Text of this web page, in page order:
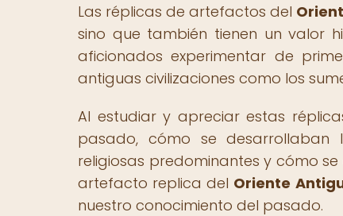
Las réplicas de artefactos del
sino que también tienen un valor
aficionados experimentar de
antiguas civilizaciones como los
Al estudiar y apreciar estas
pasado, cómo se desarrollaban
religiosas predominantes y cómo
artefacto replica del Oriente
nuestro conocimiento del pasado.